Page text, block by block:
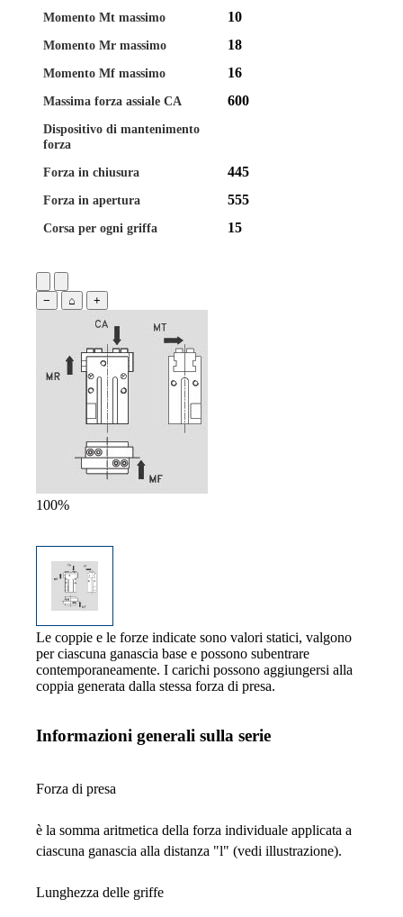
Momento Mt massimo 10
Momento Mr massimo 18
Momento Mf massimo 16
Massima forza assiale CA 600
Dispositivo di mantenimento
forza
Forza in chiusura
445
Forza in apertura 555
Corsa per ogni griffa 15
− ⌂ +
100%
Le coppie e le forze indicate sono valori statici, valgono
per ciascuna ganascia base e possono subentrare
contemporaneamente. I carichi possono aggiungersi alla
coppia generata dalla stessa forza di presa.
Informazioni generali sulla serie
Forza di presa
è la somma aritmetica della forza individuale applicata a
ciascuna ganascia alla distanza "l" (vedi illustrazione).
Lunghezza delle griffe